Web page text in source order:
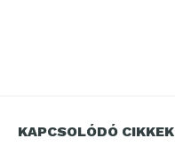
KAPCSOLÓDÓ CIKKEK